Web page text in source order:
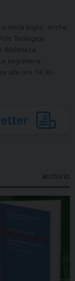
metà luglio, anche
Teologico
Biblioteca
segreteria
alle ore 14,30.
archivio